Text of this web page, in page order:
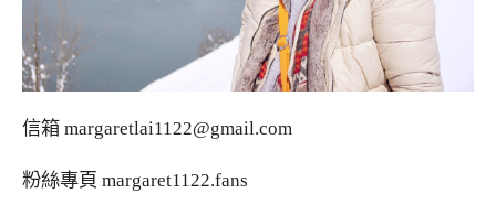
信箱 margaretlai1122@gmail.com
粉絲專頁 margaret1122.fans